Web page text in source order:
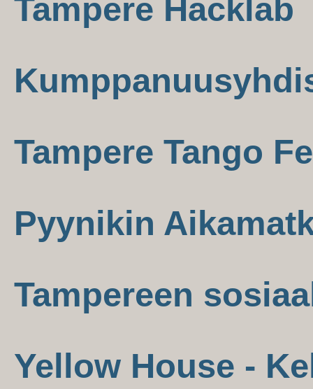
Tampere Hacklab
Tampere Tango
Pyynikin
Tampereen
Yellow House -